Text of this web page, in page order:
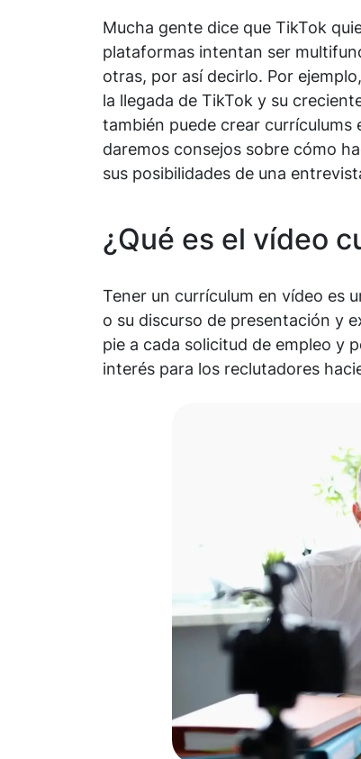
Mucha gente dice que TikTok
plataformas intentan ser
otras, por así decirlo. Por
la llegada de TikTok y su
también puede crear currículums
daremos consejos sobre cómo
sus posibilidades de una
¿Qué es el vídeo
Tener un currículum en vídeo es
o su discurso de presentación y
pie a cada solicitud de empleo y
interés para los reclutadores